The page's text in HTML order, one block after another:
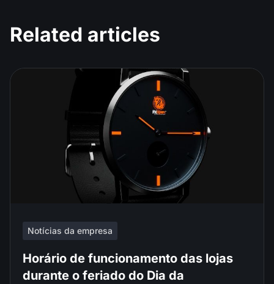
Related articles
Notícias da empresa
Horário de funcionamento das lojas
durante o feriado do Dia da